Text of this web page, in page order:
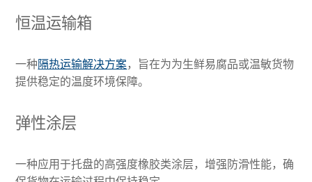
恒温运输箱
一种隔热运输解决方案，旨在为为生鲜易腐品或温敏货物
提供稳定的温度环境保障。
弹性涂层
一种应用于托盘的高强度橡胶类涂层，增强防滑性能，确